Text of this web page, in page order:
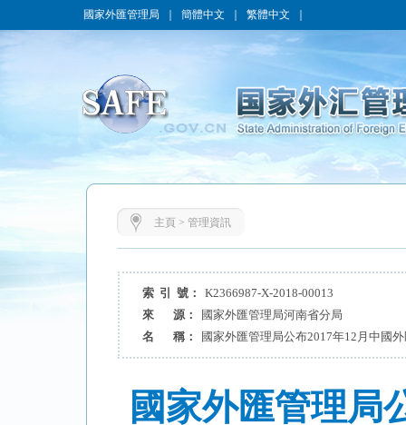
國家外匯管理局 簡體中文 繁體中文
主頁 > 管理資訊
索 引 號：
K2366987-X-2018-00013
來 源：
國家外匯管理局河南省分局
名 稱：
國家外匯管理局公布2017年12月中國
國家外匯管理局